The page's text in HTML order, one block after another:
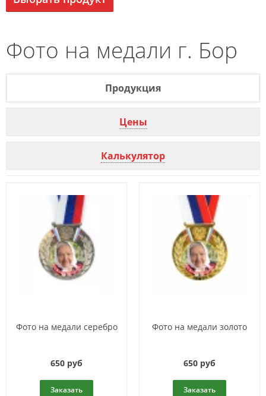
Фото на медали г. Бор
Продукция
Цены
Калькулятор
Фото на медали серебро
650 руб
Заказать
Фото на медали золото
650 руб
Заказать